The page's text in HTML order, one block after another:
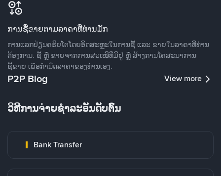
ການຊື້ຂາຍຕາມລາຄາທີ່ທ່ານມັກ
ການແລກປ່ຽນຄຣິບໂຕໂດຍອິດສະຫຼະໃນການຊື້ ແລະ ຂາຍໃນລາຄາທີ່ທ່ານ
ຕ້ອງການ. ຊື້ ຫຼື ຂາຍຈາກການສະເໜີທີ່ມີຢູ່ ຫຼື ສ້າງການໂຄສະນາການ
ຊື້ຂາຍ ເພື່ອກໍານົດລາຄາຂອງທ່ານເອງ.
P2P Blog View more
ວິທີການຈ່າຍຊຳລະອັນດັບຕົ້ນ
Bank Transfer